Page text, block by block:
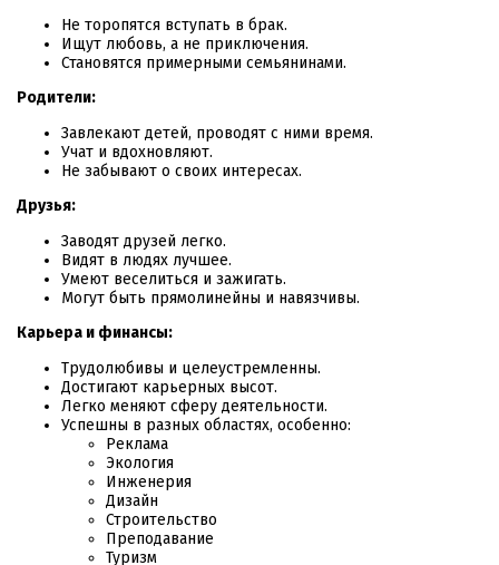
Не торопятся вступать в брак.
Ищут любовь, а не приключения.
Становятся примерными семьянинами.
Родители:
Завлекают детей, проводят с ними время.
Учат и вдохновляют.
Не забывают о своих интересах.
Друзья:
Заводят друзей легко.
Видят в людях лучшее.
Умеют веселиться и зажигать.
Могут быть прямолинейны и навязчивы.
Карьера и финансы:
Трудолюбивы и целеустремленны.
Достигают карьерных высот.
Легко меняют сферу деятельности.
Успешны в разных областях, особенно:
Реклама
Экология
Инженерия
Дизайн
Строительство
Преподавание
Туризм